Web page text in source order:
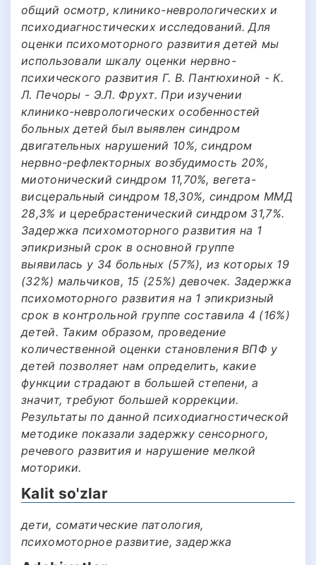
общий осмотр, клинико-неврологических и
психодиагностических исследований. Для
оценки психомоторного развития детей мы
использовали шкалу оценки нервно-
психического развития Г. В. Пантюхиной - К.
Л. Печоры - Э.Л. Фрухт. При изучении
клинико-неврологических особенностей
больных детей был выявлен синдром
двигательных нарушений 10%, синдром
нервно-рефлекторных возбудимость 20%,
миотонический синдром 11,70%, вегета-
висцеральный синдром 18,30%, синдром ММД
28,3% и церебрастенический синдром 31,7%.
Задержка психомоторного развития на 1
эпикризный срок в основной группе
выявилась у 34 больных (57%), из которых 19
(32%) мальчиков, 15 (25%) девочек. Задержка
психомоторного развития на 1 эпикризный
срок в контрольной группе составила 4 (16%)
детей. Таким образом, проведение
количественной оценки становления ВПФ у
детей позволяет нам определить, какие
функции страдают в большей степени, а
значит, требуют большей коррекции.
Результаты по данной психодиагностической
методике показали задержку сенсорного,
речевого развития и нарушение мелкой
моторики.
Kalit so'zlar
дети, соматические патология,
психомоторное развитие, задержка